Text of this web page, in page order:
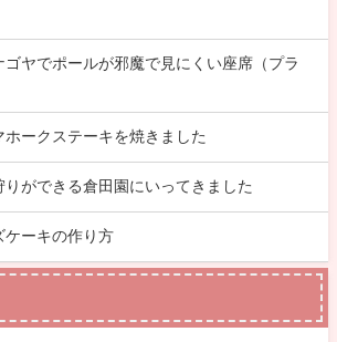
ヤでポールが邪魔で見にくい座席（プラ
ークステーキを焼きました
ができる倉田園にいってきました
ケーキの作り方